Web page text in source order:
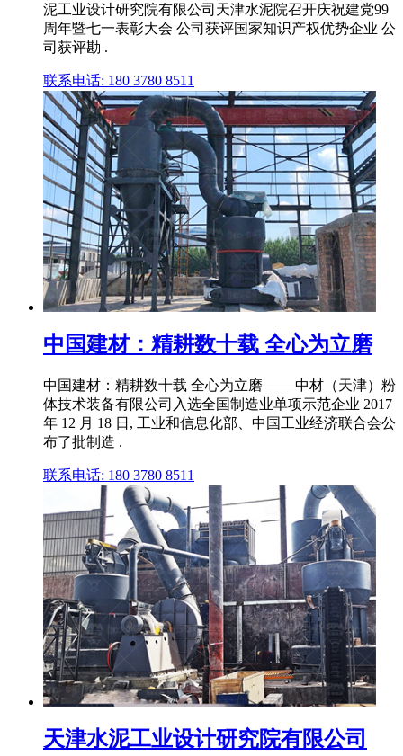
泥工业设计研究院有限公司天津水泥院召开庆祝建党99
周年暨七一表彰大会 公司获评国家知识产权优势企业 公
司获评勘 .
联系电话: 180 3780 8511
中国建材：精耕数十载 全心为立磨
中国建材：精耕数十载 全心为立磨 ——中材（天津）粉
体技术装备有限公司入选全国制造业单项示范企业 2017
年 12 月 18 日, 工业和信息化部、中国工业经济联合会公
布了批制造 .
联系电话: 180 3780 8511
天津水泥工业设计研究院有限公司